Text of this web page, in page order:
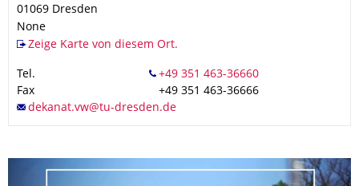
01069 Dresden
None
Zeige Karte von diesem Ort.
Tel.
Fax
+49 351 463-36666